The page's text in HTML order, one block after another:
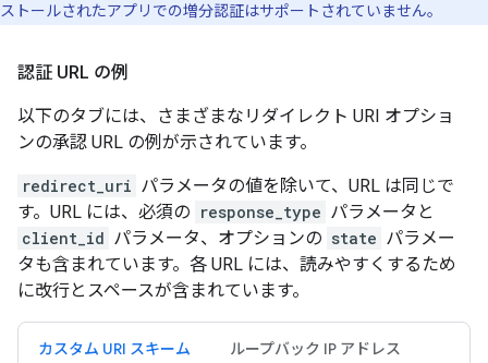
ストールされたアプリでの増分認証はサポートされていません。
認証 URL の例
以下のタブには、さまざまなリダイレクト URI オプショ
ンの承認 URL の例が示されています。
redirect_uri パラメータの値を除いて、URL は同じで
す。URL には、必須の response_type パラメータと
client_id パラメータ、オプションの state パラメー
タも含まれています。各 URL には、読みやすくするため
に改行とスペースが含まれています。
カスタム URI スキーム ループバック IP アドレス